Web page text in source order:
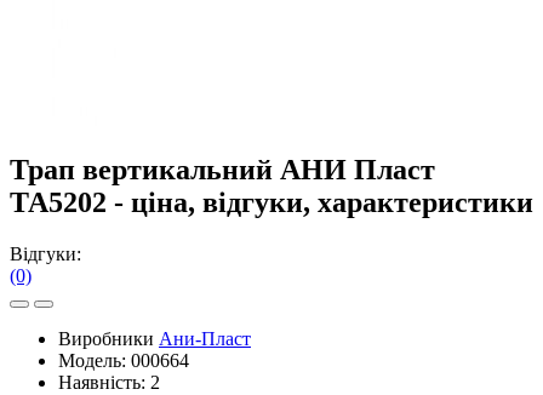
Трап вертикальний АНИ Пласт
ТА5202 - ціна, відгуки, характеристики
Відгуки:
(0)
Виробники Ани-Пласт
Модель: 000664
Наявність: 2